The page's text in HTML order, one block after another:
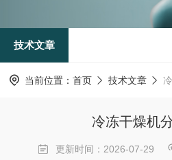
技术文章
当前位置： 首页 技术文章
冷冻干燥机
更新时间：2026-07-29